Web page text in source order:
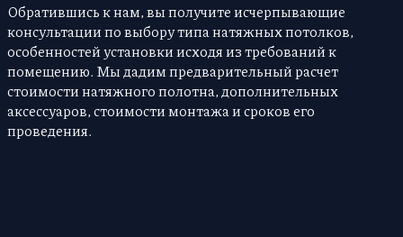
Обратившись к нам, вы получите исчерпывающие
консультации по выбору типа натяжных потолков,
особенностей установки исходя из требований к
помещению. Мы дадим предварительный расчет
стоимости натяжного полотна, дополнительных
аксессуаров, стоимости монтажа и сроков его
проведения.